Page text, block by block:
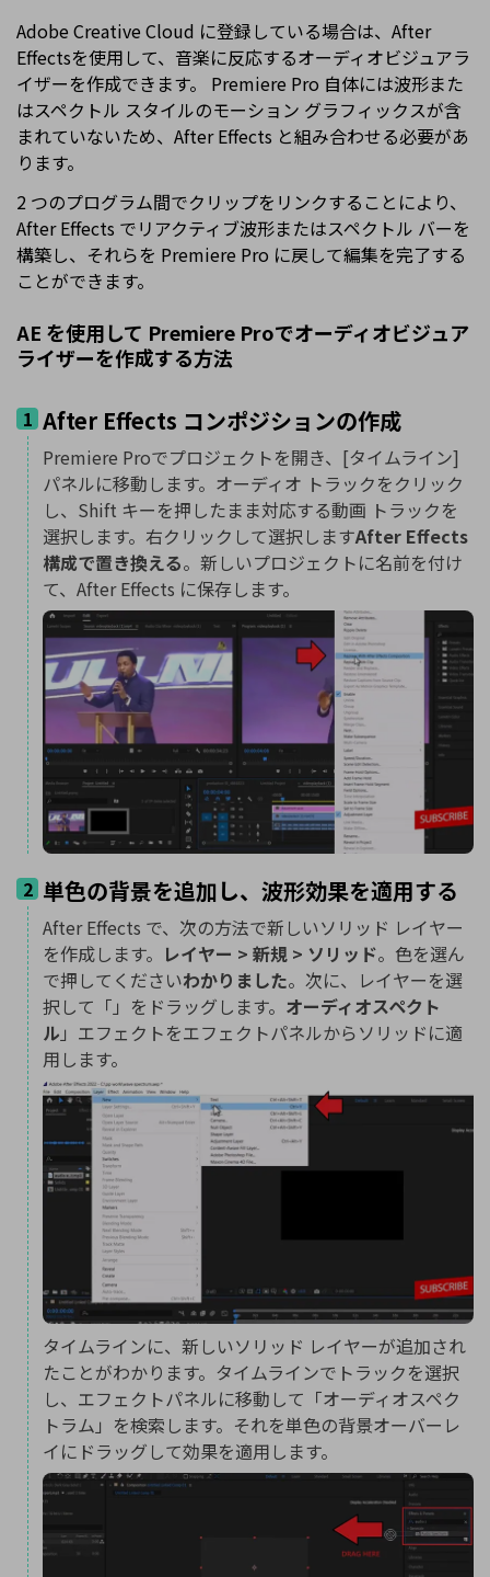
Adobe Creative Cloud に登録している場合は、After
Effectsを使用して、音楽に反応するオーディオビジュアラ
イザーを作成できます。 Premiere Pro 自体には波形また
はスペクトル スタイルのモーション グラフィックスが含
まれていないため、After Effects と組み合わせる必要があ
ります。
2 つのプログラム間でクリップをリンクすることにより、
After Effects でリアクティブ波形またはスペクトル バーを
構築し、それらを Premiere Pro に戻して編集を完了する
ことができます。
AE を使用して Premiere Proでオーディオビジュア
ライザーを作成する方法
1 After Effects コンポジションの作成
Premiere Proでプロジェクトを開き、[タイムライン]
パネルに移動します。オーディオ トラックをクリック
し、Shift キーを押したまま対応する動画 トラックを
選択します。右クリックして選択しますAfter Effects
構成で置き換える。新しいプロジェクトに名前を付け
て、After Effects に保存します。
2 単色の背景を追加し、波形効果を適用する
After Effects で、次の方法で新しいソリッド レイヤー
を作成します。 レイヤー > 新規 > ソリッド。色を選ん
で押してくださいわかりました。次に、レイヤーを選
択して「」をドラッグします。 オーディオスペクト
ル 」エフェクトをエフェクトパネルからソリッドに適
用します。
タイムラインに、新しいソリッド レイヤーが追加され
たことがわかります。タイムラインでトラックを選択
し、エフェクトパネルに移動して「オーディオスペク
トラム」を検索します。それを単色の背景オーバーレ
イにドラッグして効果を適用します。